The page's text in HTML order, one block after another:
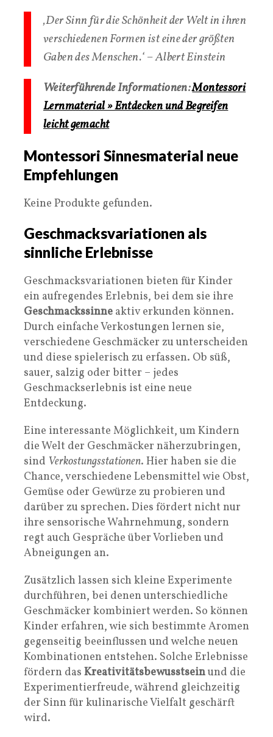
‚Der Sinn für die Schönheit der Welt in ihren
verschiedenen Formen ist eine der größten
Gaben des Menschen.‘ – Albert Einstein
Weiterführende Informationen:Montessori
Lernmaterial » Entdecken und Begreifen
leicht gemacht
Montessori Sinnesmaterial neue
Empfehlungen
Keine Produkte gefunden.
Geschmacksvariationen als
sinnliche Erlebnisse
Geschmacksvariationen bieten für Kinder
ein aufregendes Erlebnis, bei dem sie ihre
Geschmackssinne aktiv erkunden können.
Durch einfache Verkostungen lernen sie,
verschiedene Geschmäcker zu unterscheiden
und diese spielerisch zu erfassen. Ob süß,
sauer, salzig oder bitter – jedes
Geschmackserlebnis ist eine neue
Entdeckung.
Eine interessante Möglichkeit, um Kindern
die Welt der Geschmäcker näherzubringen,
sind Verkostungsstationen. Hier haben sie die
Chance, verschiedene Lebensmittel wie Obst,
Gemüse oder Gewürze zu probieren und
darüber zu sprechen. Dies fördert nicht nur
ihre sensorische Wahrnehmung, sondern
regt auch Gespräche über Vorlieben und
Abneigungen an.
Zusätzlich lassen sich kleine Experimente
durchführen, bei denen unterschiedliche
Geschmäcker kombiniert werden. So können
Kinder erfahren, wie sich bestimmte Aromen
gegenseitig beeinflussen und welche neuen
Kombinationen entstehen. Solche Erlebnisse
fördern das Kreativitätsbewusstseinund die
Experimentierfreude, während gleichzeitig
der Sinn für kulinarische Vielfalt geschärft
wird.